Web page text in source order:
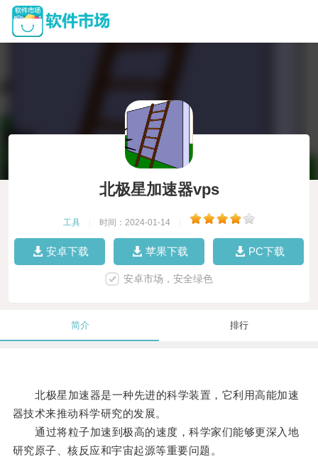
北极星加速器vps
工具 时间：2024-01-14
安卓下载 苹果下载 PC下载
安卓市场，安全绿色
简介 排行
北极星加速器是一种先进的科学装置，它利用高能加速
器技术来推动科学研究的发展。
通过将粒子加速到极高的速度，科学家们能够更深入地
研究原子、核反应和宇宙起源等重要问题。